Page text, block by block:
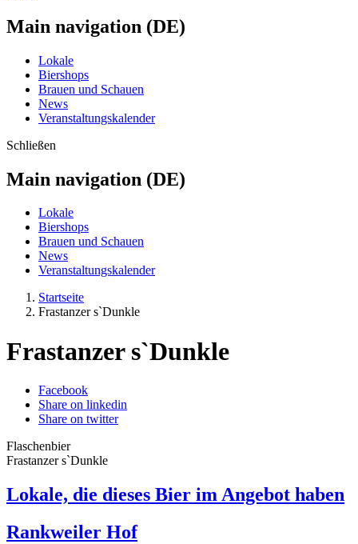
Main navigation (DE)
Lokale
Biershops
Brauen und Schauen
News
Veranstaltungskalender
Schließen
Main navigation (DE)
Lokale
Biershops
Brauen und Schauen
News
Veranstaltungskalender
Startseite
Frastanzer s`Dunkle
Frastanzer s`Dunkle
Facebook
Share on linkedin
Share on twitter
Flaschenbier
Frastanzer s`Dunkle
Lokale, die dieses Bier im Angebot haben
Rankweiler Hof